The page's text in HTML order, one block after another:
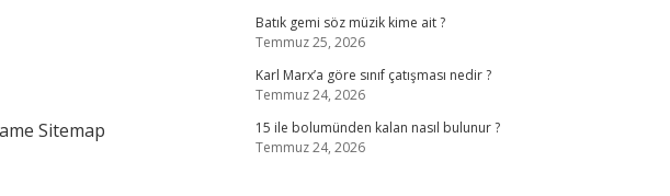
Sitemap
Batık gemi söz müzik kime ait ?
Temmuz 25, 2026
Karl Marx’a göre sınıf çatışması nedir ?
Temmuz 24, 2026
15 ile bolumünden kalan nasıl bulunur ?
Temmuz 24, 2026